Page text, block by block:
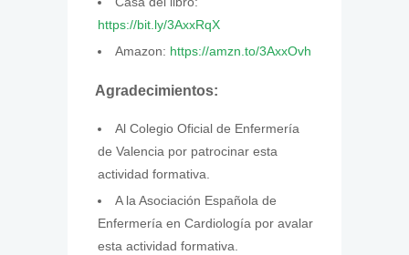
https://bit.ly/3AxxRqX
Amazon: https://amzn.to/3AxxOvh
Agradecimientos:
Al Colegio Oficial de Enfermería
de Valencia por patrocinar esta
actividad formativa.
A la Asociación Española de
Enfermería en Cardiología por avalar
esta actividad formativa.